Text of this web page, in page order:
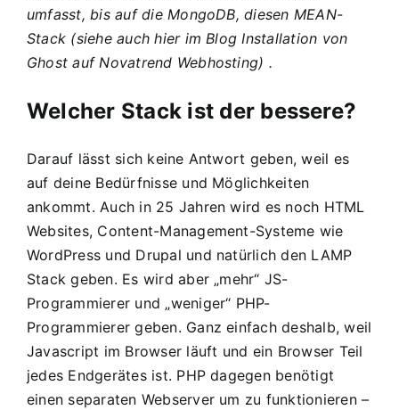
umfasst, bis auf die MongoDB, diesen MEAN-
Stack (siehe auch hier im BlogInstallation von
Ghost auf Novatrend Webhosting) .
Welcher Stack ist der bessere?
Darauf lässt sich keine Antwort geben, weil es
auf deine Bedürfnisse und Möglichkeiten
ankommt. Auch in 25 Jahren wird es noch HTML
Websites, Content-Management-Systeme wie
WordPress und Drupal und natürlich den LAMP
Stack geben. Es wird aber „mehr“ JS-
Programmierer und „weniger“ PHP-
Programmierer geben. Ganz einfach deshalb, weil
Javascript im Browser läuft und ein Browser Teil
jedes Endgerätes ist. PHP dagegen benötigt
einen separaten Webserver um zu funktionieren –